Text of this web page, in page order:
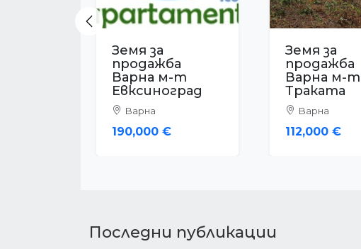
Земя за
продажба
Варна м-т
Акчелар
Варна
299,000 €
Земя за
продажба
Варна м-т
Зеленика
Варна
65,000 €
Previous
Последни публикации